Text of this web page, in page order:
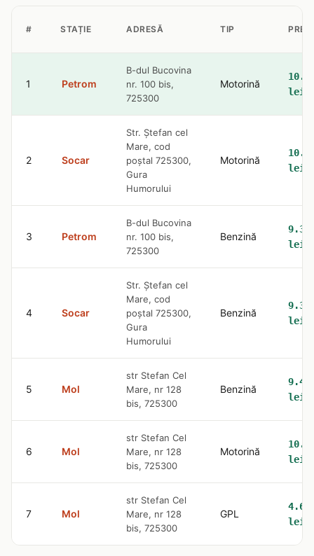
# STAȚIE ADRESĂ TIP PREȚ
1 Petrom
B-dul Bucovina
nr. 100 bis,
725300
Motorină
lei
2 Socar
Str. Ştefan cel
Mare, cod
poştal 725300,
Gura
Humorului
Motorină
lei
3 Petrom
B-dul Bucovina
nr. 100 bis,
725300
Benzină
9.36
lei
4 Socar
Str. Ştefan cel
Mare, cod
poştal 725300,
Gura
Humorului
Benzină
9.36
lei
5 Mol
str Stefan Cel
Mare, nr 128
bis, 725300
Benzină
9.42
lei
6 Mol
str Stefan Cel
Mare, nr 128
bis, 725300
Motorină
lei
7 Mol
str Stefan Cel
Mare, nr 128
bis, 725300
GPL
4.65
lei